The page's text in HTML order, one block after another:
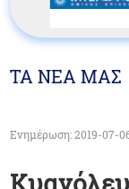
ΤΑ ΝΕΑ ΜΑΣ
Ενημέρωση: 2019-07-06